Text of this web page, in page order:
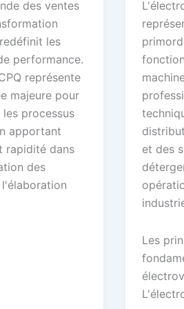
des ventes
les
performance.
représente
majeure pour
processus
apportant
rapidité dans
des
et des
Les